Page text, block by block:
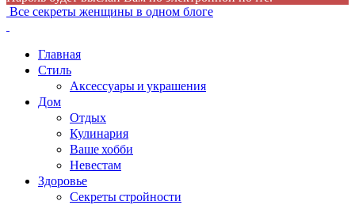
Все секреты женщины в одном блоге
Главная
Стиль
Аксессуары и украшения
Дом
Отдых
Кулинария
Ваше хобби
Невестам
Здоровье
Секреты стройности